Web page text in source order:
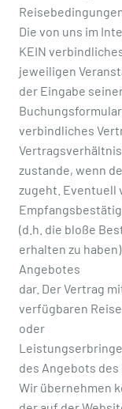
Die von uns im
KEIN
jeweiligen
der Eingabe
verbindliches
zustande, wenn
zugeht. Eventuell
(d.h. die bloße
erhalten zu
Angebotes
dar. Der Vertrag
verfügbaren
oder
des Angebots des
Wir übernehmen